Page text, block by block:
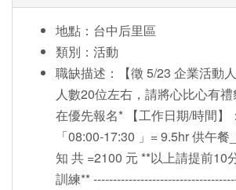
地點：台中后里區
類別：活動
職缺描述：【徵 5/23 企業活動
人數20位左右，請將心比心有
在優先報名* 【工作日期/時間】
「08:00-17:30 」= 9.5hr 供午
知 共 =2100 元 **以上請提前10
訓練**